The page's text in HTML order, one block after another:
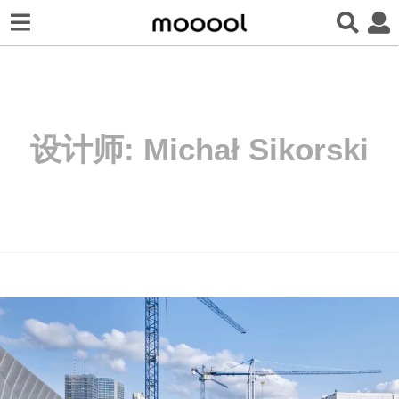
设计师: Michał Sikorski